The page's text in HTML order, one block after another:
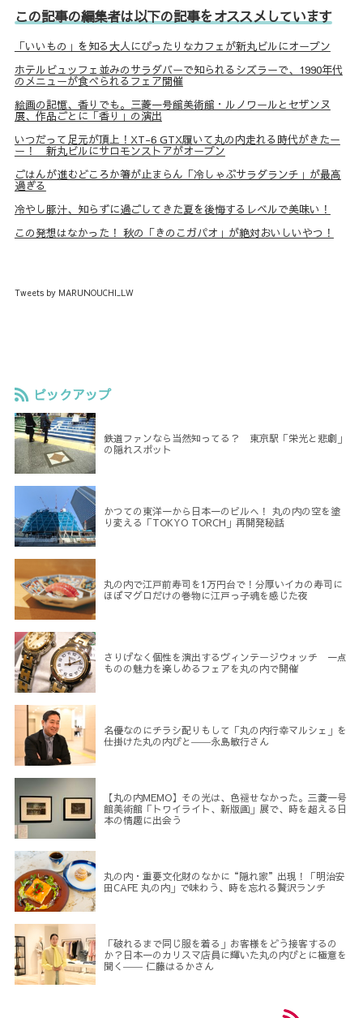
この記事の編集者は以下の記事をオススメしています
「いいもの」を知る大人にぴったりなカフェが新丸ビルにオープン
ホテルビュッフェ並みのサラダバーで知られるシズラーで、1990年代
のメニューが食べられるフェア開催
絵画の記憶、香りでも。三菱一号館美術館・ルノワールとセザンヌ
展、作品ごとに「香り」の演出
いつだって足元が頂上！XT-6 GTX履いて丸の内走れる時代がきたー
ー！ 新丸ビルにサロモンストアがオープン
ごはんが進むどころか箸が止まらん「冷しゃぶサラダランチ」が最高
過ぎる
冷やし豚汁、知らずに過ごしてきた夏を後悔するレベルで美味い！
この発想はなかった！ 秋の「きのこガパオ」が絶対おいしいやつ！
Tweets by MARUNOUCHI_LW
ピックアップ
鉄道ファンなら当然知ってる？ 東京駅「栄光と悲劇」
の隠れスポット
かつての東洋一から日本一のビルへ！ 丸の内の空を塗
り変える「TOKYO TORCH」再開発秘話
丸の内で江戸前寿司を1万円台で！分厚いイカの寿司に
ほぼマグロだけの巻物に江戸っ子魂を感じた夜
さりげなく個性を演出するヴィンテージウォッチ 一点
ものの魅力を楽しめるフェアを丸の内で開催
名優なのにチラシ配りもして「丸の内行幸マルシェ」を
仕掛けた丸の内びと――永島敏行さん
【丸の内MEMO】その光は、色褪せなかった。三菱一号
館美術館「トワイライト、新版画」展で、時を超える日
本の情趣に出会う
丸の内・重要文化財のなかに“隠れ家”出現！「明治安
田CAFE 丸の内」で味わう、時を忘れる贅沢ランチ
「破れるまで同じ服を着る」お客様をどう接客するの
か？日本一のカリスマ店員に輝いた丸の内びとに極意を
聞く―― 仁藤はるかさん